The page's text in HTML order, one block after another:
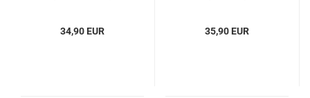
34,90 EUR 35,90 EUR